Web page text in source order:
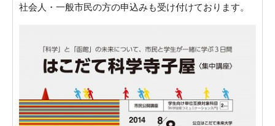
社会人・一般市民の方の申込みも受け付けております。